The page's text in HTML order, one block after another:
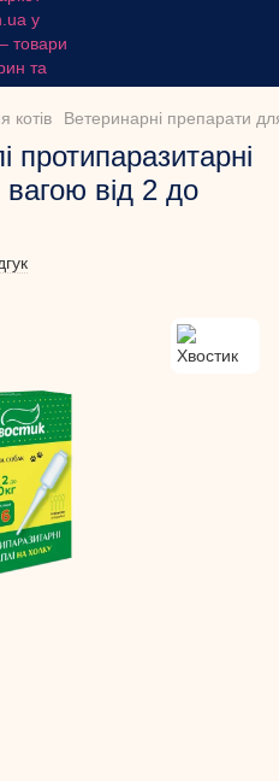
котів Ветеринарні препарати
вагою від 2 до